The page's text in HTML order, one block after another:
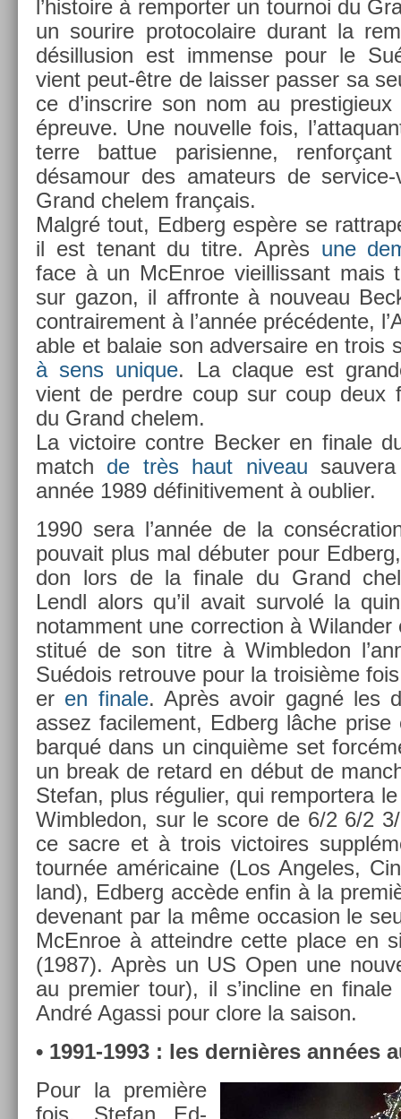
l’his­toire à re­mport­er un tour­noi du
un sourire pro­tocolaire durant la
désil­lus­ion est im­men­se pour le
vient peut-être de laiss­er pass­er sa
ce d’inscrire son nom au
épre­uve. Une nouvel­le fois,
terre bat­tue parisien­ne,
désamour des amateurs de
Grand chelem français.
Malgré tout, Ed­berg espère se
il est tenant du titre. Après une
face à un McEn­roe vieil­lissant mais
sur gazon, il affron­te à nouveau
contra­ire­ment à l’année précédente,
able et balaie son ad­versaire en trois
à sens uni­que. La claque est
vient de per­dre coup sur coup deux
du Grand chelem.
La vic­toire con­tre Be­ck­er en fin­ale
match de très haut niveau
année 1989 définitive­ment à oub­li­er.
1990 sera l’année de la
pouvait plus mal débuter pour
don lors de la fin­ale du Grand
Lendl alors qu’il avait sur­volé la
notam­ment une cor­rec­tion à
stitué de son titre à Wimbledon
Suédois retro­uve pour la troisiè­me
er en fin­ale. Après avoir gagné les
assez facile­ment, Ed­berg lâche
bar­qué dans un cin­quiè­me set
un break de re­tard en début de
Stefan, plus réguli­er, qui re­mpor­tera
Wimbledon, sur le score de 6/2 6/2
ce sacre et à trois vic­toires
tournée américaine (Los An­geles,
land), Ed­berg accède enfin à la
de­venant par la même oc­cas­ion le
McEn­roe à at­teindre cette place en
(1987). Après un US Open une
au pre­mi­er tour), il s’incline en
André Agas­si pour clore la saison.
• 1991-1993 : les dernières années
Pour la première
fois, Stefan Ed­